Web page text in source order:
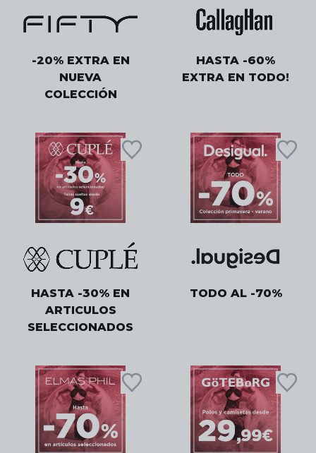
-20% EXTRA EN
NUEVA
COLECCIÓN
HASTA -60%
EXTRA EN TODO!
HASTA -30% EN
ARTICULOS
SELECCIONADOS
TODO AL -70%